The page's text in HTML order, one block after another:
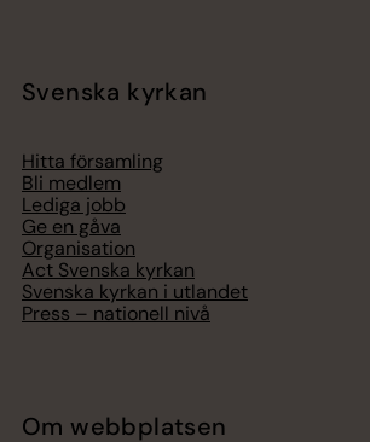
Svenska kyrkan
Hitta församling
Bli medlem
Lediga jobb
Ge en gåva
Organisation
Act Svenska kyrkan
Svenska kyrkan i utlandet
Press – nationell nivå
Om webbplatsen